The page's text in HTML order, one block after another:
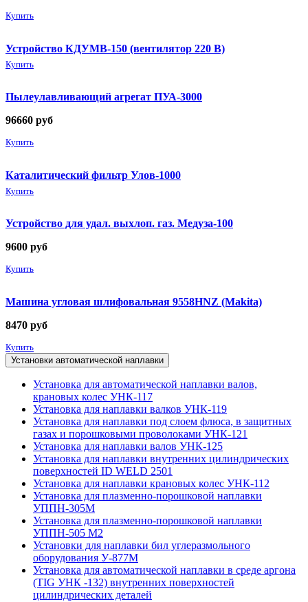
Купить
Устройство КДУМВ-150 (вентилятор 220 В)
Купить
Пылеулавливающий агрегат ПУА-3000
96660 руб
Купить
Каталитический фильтр Улов-1000
Купить
Устройство для удал. выхлоп. газ. Медуза-100
9600 руб
Купить
Машина угловая шлифовальная 9558HNZ (Makita)
8470 руб
Купить
Установки автоматической наплавки
Установка для автоматической наплавки валов,
крановых колес УНК-117
Установка для наплавки валков УНК-119
Установка для наплавки под слоем флюса, в защитных
газах и порошковыми проволоками УНК-121
Установка для наплавки валов УНК-125
Установка для наплавки внутренних цилиндрических
поверхностей ID WELD 2501
Установка для наплавки крановых колес УНК-112
Установка для плазменно-порошковой наплавки
УППН-305М
Установка для плазменно-порошковой наплавки
УППН-505 М2
Установки для наплавки бил углеразмольного
оборудования У-877М
Установка для автоматической наплавки в среде аргона
(TIG УНК -132) внутренних поверхностей
цилиндрических деталей